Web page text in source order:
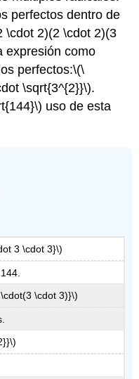
perfectos dentro de
\cdot 2)(2 \cdot 2)(3
expresión como
perfectos:\(\
\sqrt{3^{2}}\).
uso de esta
3 \cdot 3}\)
\cdot 3)}\)